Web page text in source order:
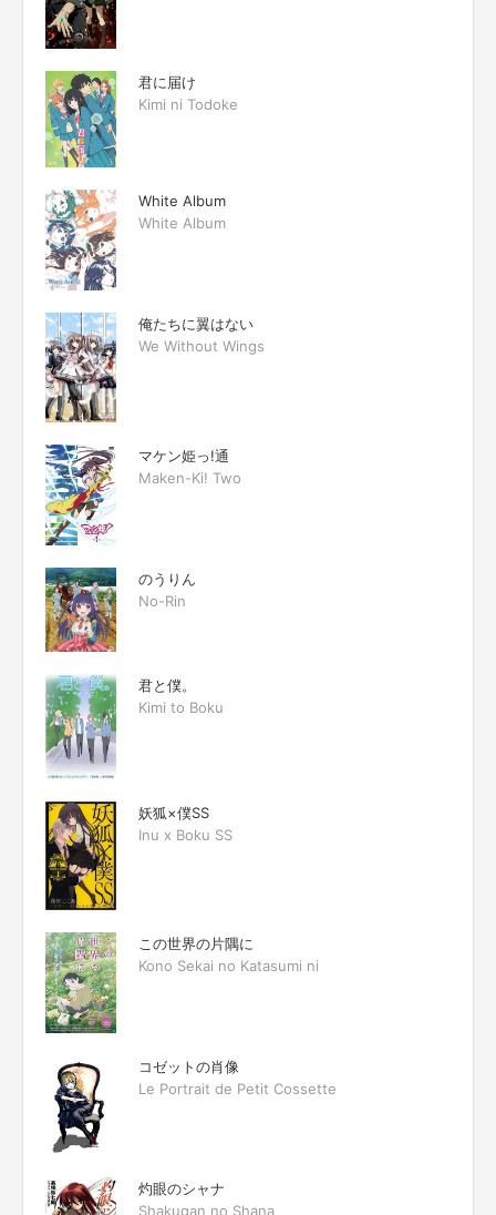
君に届け
Kimi ni Todoke
White Album
White Album
俺たちに翼はない
We Without Wings
マケン姫っ!通
Maken-Ki! Two
のうりん
No-Rin
君と僕。
Kimi to Boku
妖狐×僕SS
Inu x Boku SS
この世界の片隅に
Kono Sekai no Katasumi ni
コゼットの肖像
Le Portrait de Petit Cossette
灼眼のシャナ
Shakugan no Shana